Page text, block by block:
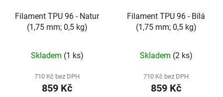
Filament TPU 96 - Natur
(1,75 mm; 0,5 kg)
Skladem (1 ks)
710 Kč bez DPH
859 Kč
Filament TPU 96 - Bílá
(1,75 mm; 0,5 kg)
Skladem (2 ks)
710 Kč bez DPH
859 Kč